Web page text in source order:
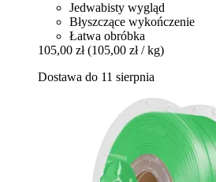
Jedwabisty wygląd
Błyszczące wykończenie
Łatwa obróbka
105,00 zł (105,00 zł / kg)
Dostawa do 11 sierpnia